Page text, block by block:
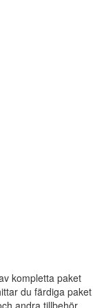
kompletta paket
du färdiga paket
andra tillbehör